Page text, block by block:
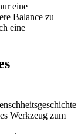
eine
Balance zu
eine
Werkzeug zum